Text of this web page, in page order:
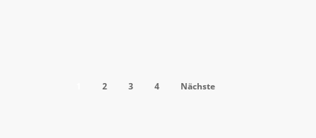
2 3 4 Nächste